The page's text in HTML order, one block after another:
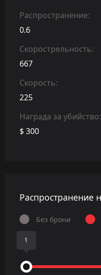
Распространение:
0.6
Скорострельность:
667
Скорость:
225
Награда за убийство:
$ 300
Распространение
Без брони
1